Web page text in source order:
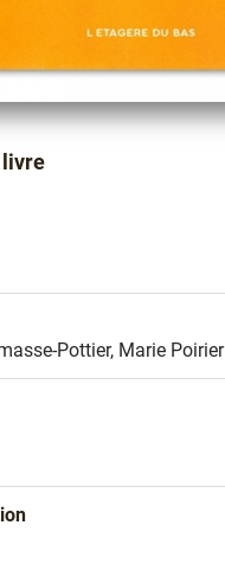
livre
Pottier, Marie Poirier